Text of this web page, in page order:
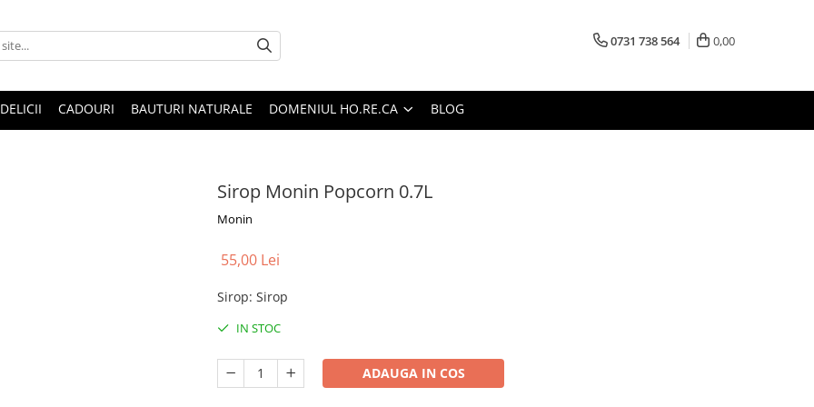
0731 738 564 0,00
DELICII CADOURI BAUTURI NATURALE DOMENIUL HO.RE.CA BLOG
Sirop Monin Popcorn 0.7L
Monin
55,00 Lei
Sirop: Sirop
IN STOC
ADAUGA IN COS